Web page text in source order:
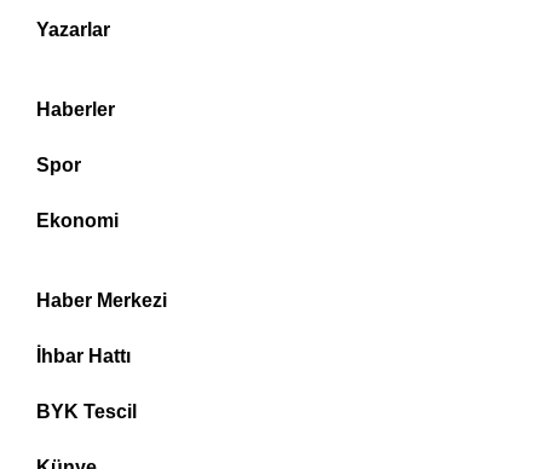
Yazarlar
Haberler
Spor
Ekonomi
Haber Merkezi
İhbar Hattı
BYK Tescil